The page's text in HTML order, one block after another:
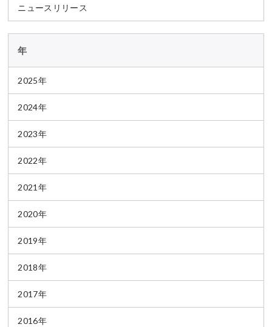
ニュースリリース
年
2025年
2024年
2023年
2022年
2021年
2020年
2019年
2018年
2017年
2016年